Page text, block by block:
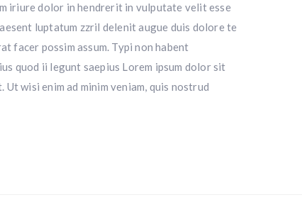
iriure dolor in hendrerit in vulputate velit esse
luptatum zzril delenit augue duis dolore te
facer possim assum. Typi non habent
quod ii legunt saepius Lorem ipsum dolor sit
wisi enim ad minim veniam, quis nostrud